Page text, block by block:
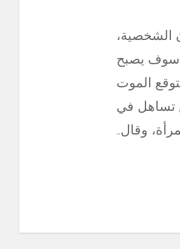
الشخصية،
سوف يصبح
الموت
تساهل في
وقال…